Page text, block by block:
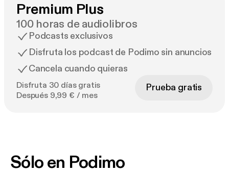
Premium Plus
100 horas de audiolibros
Podcasts exclusivos
Disfruta los podcast de Podimo sin anuncios
Cancela cuando quieras
Disfruta 30 días gratis
Después 9,99 € / mes
Prueba gratis
Sólo en Podimo